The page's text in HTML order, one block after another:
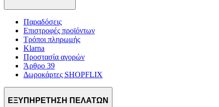
Παραδόσεις
Επιστροφές προϊόντων
Τρόποι πληρωμής
Klarna
Προστασία αγορών
Άρθρο 39
Δωροκάρτες SHOPFLIX
ΕΞΥΠΗΡΕΤΗΣΗ ΠΕΛΑΤΩΝ